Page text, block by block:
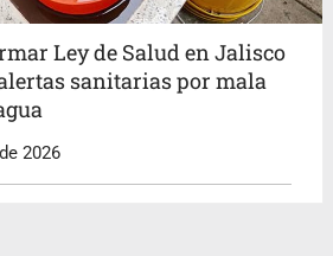
Ley de Salud en Jalisco
sanitarias por mala
2026